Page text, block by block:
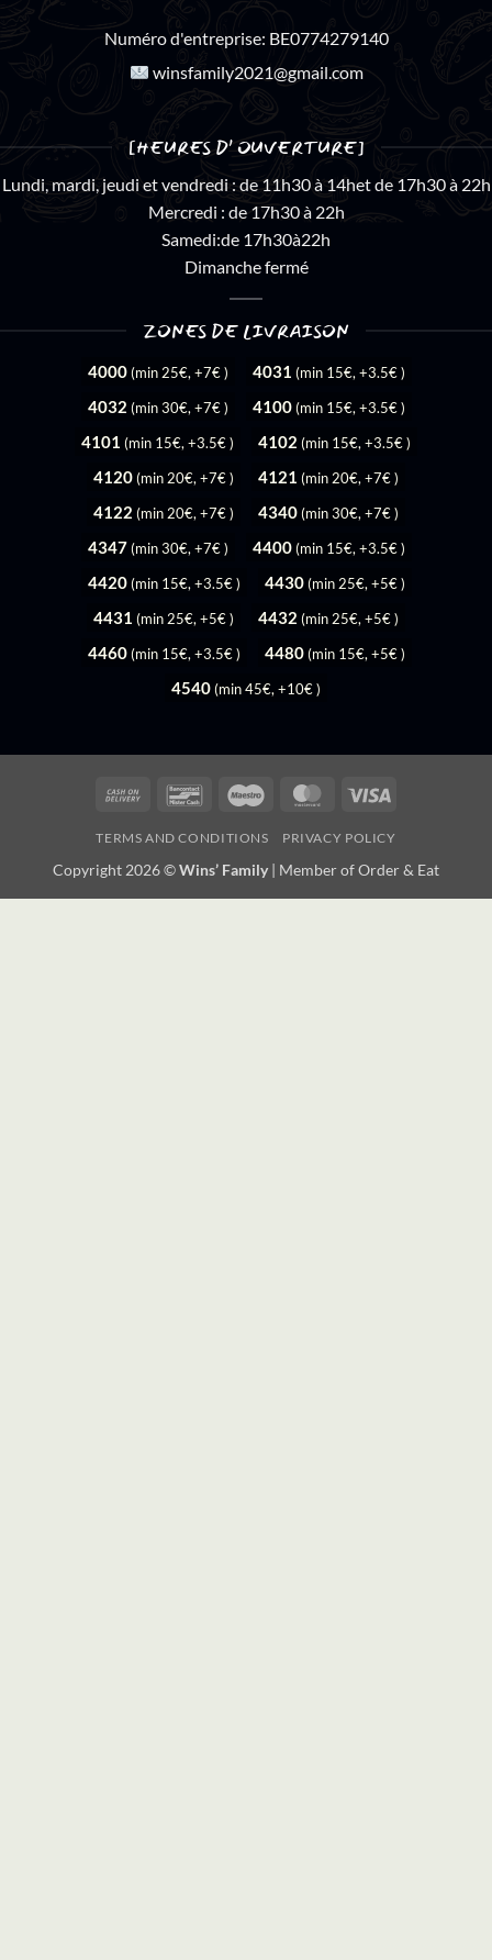
Numéro d'entreprise: BE0774279140
winsfamily2021@gmail.com
[HEURES D’ OUVERTURE]
Lundi, mardi, jeudi et vendredi : de 11h30 à 14het de 17h30 à 22h
Mercredi : de 17h30 à 22h
Samedi:de 17h30à22h
Dimanche fermé
ZONES DE LIVRAISON
4000 (min 25€, +7€ ) 4031 (min 15€, +3.5€ )
4032 (min 30€, +7€ ) 4100 (min 15€, +3.5€ )
4101 (min 15€, +3.5€ ) 4102 (min 15€, +3.5€ )
4120(min 20€, +7€ ) 4121 (min 20€, +7€ )
4122 (min 20€, +7€ ) 4340(min 30€, +7€ )
4347 (min 30€, +7€ ) 4400 (min 15€, +3.5€ )
4420 (min 15€, +3.5€ ) 4430 (min 25€, +5€ )
4431 (min 25€, +5€ ) 4432 (min 25€, +5€ )
4460 (min 15€, +3.5€ ) 4480 (min 15€, +5€ )
4540(min 45€, +10€ )
Cash
Delivery
BancontactMaestro MasterCard
TERMS AND CONDITIONS PRIVACY POLICY
Copyright 2026 ©Wins’ Family | Member ofOrder & Eat